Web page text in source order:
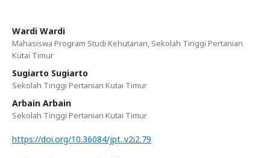
Wardi Wardi
Mahasiswa Program Studi Kehutanan, Sekolah Tinggi Pertanian
Kutai Timur
Sugiarto Sugiarto
Sekolah Tinggi Pertanian Kutai Timur
Arbain Arbain
Sekolah Tinggi Pertanian Kutai Timur
https://doi.org/10.36084/jpt..v2i2.79